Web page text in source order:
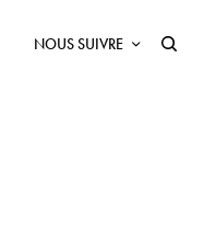
NOUS SUIVRE